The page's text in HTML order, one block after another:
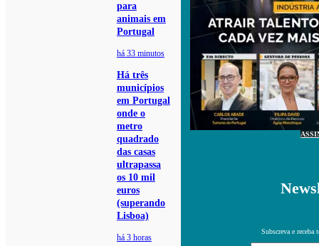
para
animais em
Portugal
há 33 minutos
Há três
municípios
em Portugal
onde o
metro
quadrado
das casas
ultrapassa
os 10 mil
euros
(superando
Lisboa)
há 3 horas
Subscreva e receba